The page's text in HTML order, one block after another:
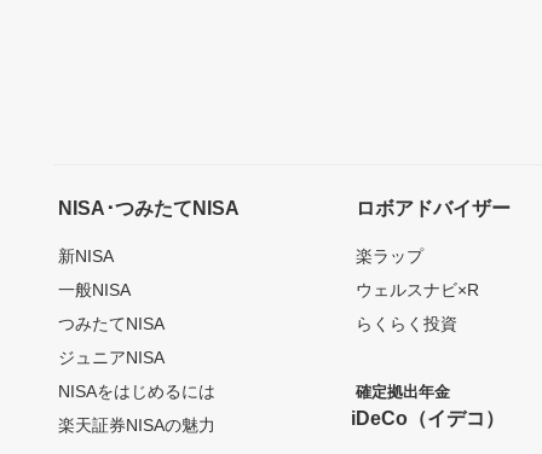
NISA･つみたてNISA
新NISA
一般NISA
つみたてNISA
ジュニアNISA
NISAをはじめるには
楽天証券NISAの魅力
ロボアドバイザー
楽ラップ
ウェルスナビ×R
らくらく投資
確定拠出年金
iDeCo（イデコ）